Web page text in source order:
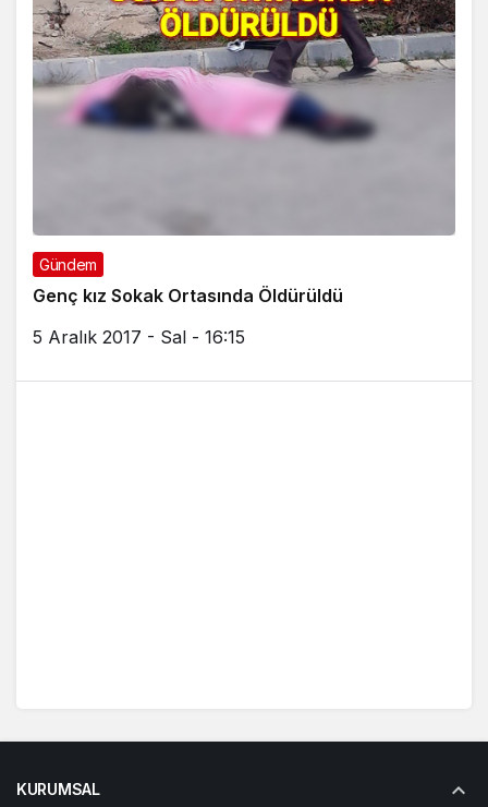
Gündem
Genç kız Sokak Ortasında Öldürüldü
5 Aralık 2017 - Sal - 16:15
KURUMSAL